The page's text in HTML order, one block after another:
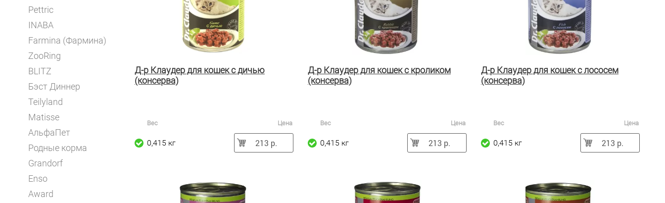
Pettric
INABA
Farmina (Фармина)
ZooRing
BLITZ
Бэст Диннер
Teilyland
Matisse
АльфаПет
Родные корма
Grandorf
Enso
Award
Д-р Клаудер для кошек с дичью
(консерва)
Вес Цена
0,415 кг 213 р.
Д-р Клаудер для кошек с кроликом
(консерва)
Вес Цена
0,415 кг 213 р.
Д-р Клаудер для кошек с лососем
(консерва)
Вес Цена
0,415 кг 213 р.